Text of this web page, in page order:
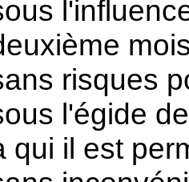
risques
l'égide
qui il est